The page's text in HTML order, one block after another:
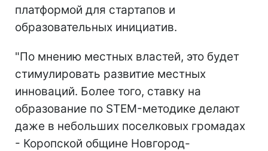
платформой для стартапов и
образовательных инициатив.
"По мнению местных властей, это будет
стимулировать развитие местных
инноваций. Более того, ставку на
образование по STEM-методике делают
даже в небольших поселковых громадах
- Коропской общине Новгород-